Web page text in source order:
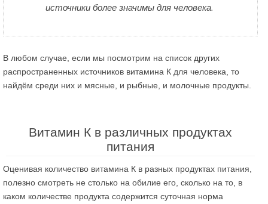
источники более значимы для человека.
В любом случае, если мы посмотрим на список других
распространенных источников витамина К для человека, то
найдём среди них и мясные, и рыбные, и молочные продукты.
Витамин К в различных продуктах
питания
Оценивая количество витамина К в разных продуктах питания,
полезно смотреть не столько на обилие его, сколько на то, в
каком количестве продукта содержится суточная норма